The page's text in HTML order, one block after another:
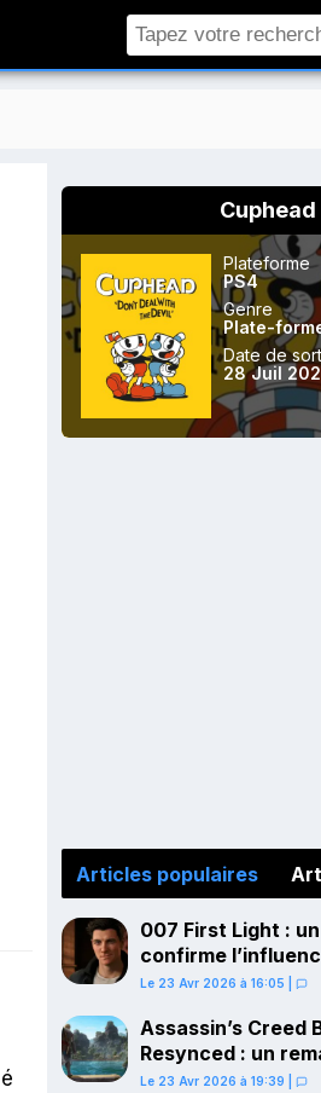
Cuphead
Plateforme
PS4
Genre
Plate-
Date de
28 Juil
Articles populaires
007 First Light :
confirme
le gameplay
Le 23 Avr 2026 à 16:05
Assassin’s Creed
Resynced : un
ambitieux
Le 23 Avr 2026 à 19:39